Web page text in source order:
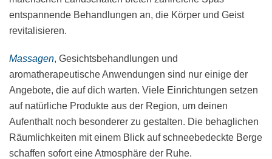
entspannende Behandlungen an, die Körper und Geist
revitalisieren.
Massagen, Gesichtsbehandlungen und
aromatherapeutische Anwendungen sind nur einige der
Angebote, die auf dich warten. Viele Einrichtungen setzen
auf natürliche Produkte aus der Region, um deinen
Aufenthalt noch besonderer zu gestalten. Die behaglichen
Räumlichkeiten mit einem Blick auf schneebedeckte Berge
schaffen sofort eine Atmosphäre der Ruhe.